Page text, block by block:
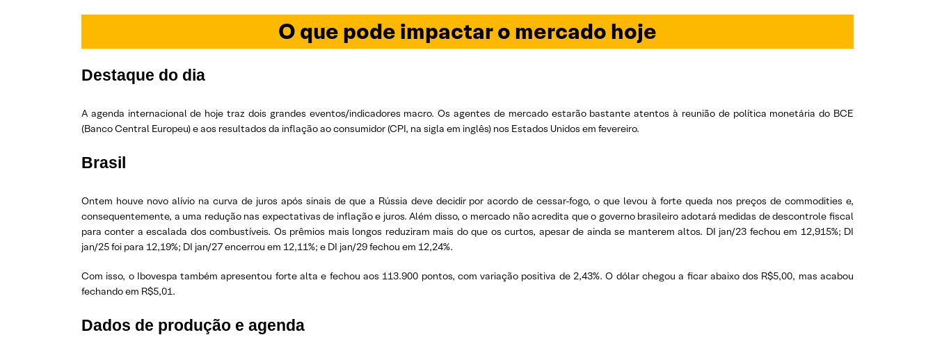
O que pode impactar o mercado hoje
Destaque do dia
A agenda internacional de hoje traz dois grandes eventos/indicadores macro. Os agentes de mercado estarão bastante atentos à reunião de política monetária do BCE
(Banco Central Europeu) e aos resultados da inflação ao consumidor (CPI, na sigla em inglês) nos Estados Unidos em fevereiro.
Brasil
Ontem houve novo alívio na curva de juros após sinais de que a Rússia deve decidir por acordo de cessar-fogo, o que levou à forte queda nos preços de commodities e,
consequentemente, a uma redução nas expectativas de inflação e juros. Além disso, o mercado não acredita que o governo brasileiro adotará medidas de descontrole fiscal
para conter a escalada dos combustíveis. Os prêmios mais longos reduziram mais do que os curtos, apesar de ainda se manterem altos. DI jan/23 fechou em 12,915%; DI
jan/25 foi para 12,19%; DI jan/27 encerrou em 12,11%; e DI jan/29 fechou em 12,24%.
Com isso, o Ibovespa também apresentou forte alta e fechou aos 113.900 pontos, com variação positiva de 2,43%. O dólar chegou a ficar abaixo dos R$5,00, mas acabou
fechando em R$5,01.
Dados de produção e agenda